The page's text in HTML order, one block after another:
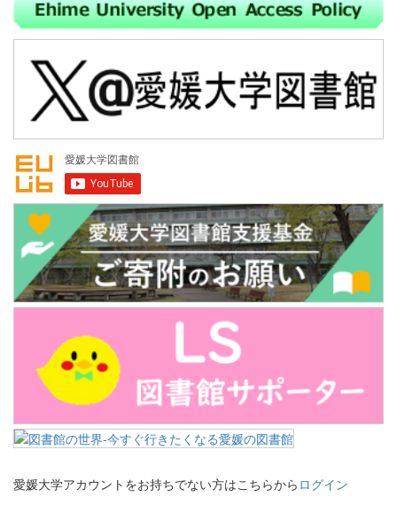
愛媛大学アカウントをお持ちでない方はこちらから ログイン